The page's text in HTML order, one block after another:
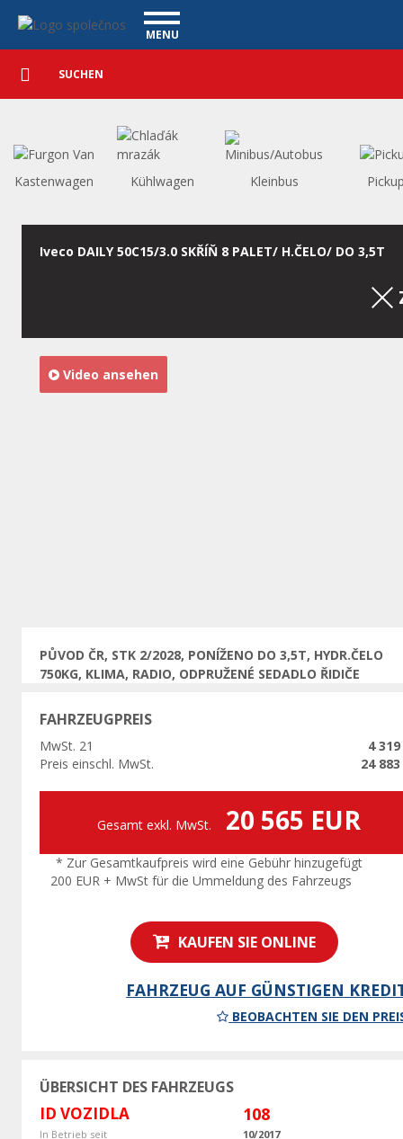
Nutzfahrzeuge - VanscentreNavigace
MENU
NUTZFAHRZEUGE
PERSONENKRAFTWAGEN
WAGENAUSKAUF
WAS BIETEN WIR AN
FINANZIERUNG
UNSERE VIDEOS
Detaillierte
Suche Suchen
Kastenwagen Kühlwagen Kleinbus
Iveco DAILY 50C15/3.0 SKŘÍŇ 8 PALET/ H.ČELO/ DO 3,5T
Video ansehen
PŮVOD ČR, STK 2/2028, PONÍŽENO DO 3,5T, HYDR.ČELO
750KG, KLIMA, RADIO, ODPRUŽENÉ SEDADLO ŘIDIČE
FAHRZEUGPREIS
MwSt. 21
4 319
Preis einschl. MwSt.
24 883
Gesamt exkl. MwSt. 20 565 EUR
* Zur Gesamtkaufpreis wird eine Gebühr hinzugefügt
200 EUR + MwSt für die Ummeldung des Fahrzeugs
KAUFEN SIE ONLINE
FAHRZEUG AUF GÜNSTIGEN
BEOBACHTEN SIE DEN
ÜBERSICHT DES FAHRZEUGS
ID VOZIDLA 108
In Betrieb seit
10/2017